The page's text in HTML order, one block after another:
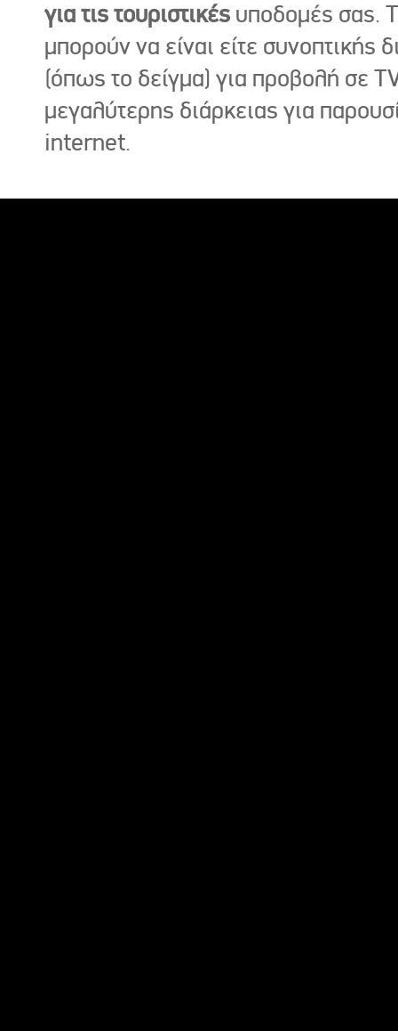
για τις τουριστικές υποδομές σας.
μπορούν να είναι είτε συνοπτικής
(όπως το δείγμα) για προβολή σε
μεγαλύτερης διάρκειας για
internet.